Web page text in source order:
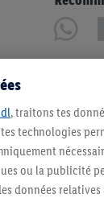
, traitons tes
technologies
ou la publicité
données